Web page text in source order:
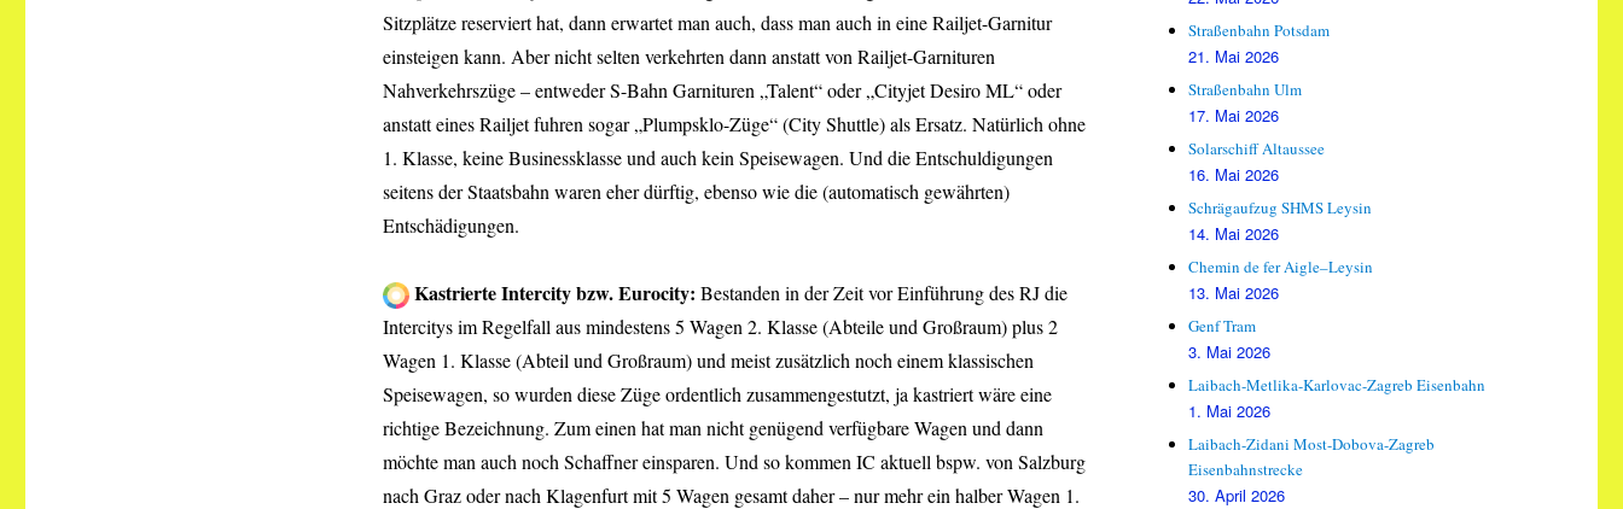
Sitzplätze reserviert hat, dann erwartet man auch, dass man auch in eine Railjet-Garnitur
einsteigen kann. Aber nicht selten verkehrten dann anstatt von Railjet-Garnituren
Nahverkehrszüge – entweder S-Bahn Garnituren „Talent“ oder „Cityjet Desiro ML“ oder
anstatt eines Railjet fuhren sogar „Plumpsklo-Züge“ (City Shuttle) als Ersatz. Natürlich ohne
1. Klasse, keine Businessklasse und auch kein Speisewagen. Und die Entschuldigungen
seitens der Staatsbahn waren eher dürftig, ebenso wie die (automatisch gewährten)
Entschädigungen.
Kastrierte Intercity bzw. Eurocity: Bestanden in der Zeit vor Einführung des RJ die
Intercitys im Regelfall aus mindestens 5 Wagen 2. Klasse (Abteile und Großraum) plus 2
Wagen 1. Klasse (Abteil und Großraum) und meist zusätzlich noch einem klassischen
Speisewagen, so wurden diese Züge ordentlich zusammengestutzt, ja kastriert wäre eine
richtige Bezeichnung. Zum einen hat man nicht genügend verfügbare Wagen und dann
möchte man auch noch Schaffner einsparen. Und so kommen IC aktuell bspw. von Salzburg
nach Graz oder nach Klagenfurt mit 5 Wagen gesamt daher – nur mehr ein halber Wagen 1.
Straßenbahn Potsdam
21. Mai 2026
Straßenbahn Ulm
17. Mai 2026
Solarschiff Altaussee
16. Mai 2026
Schrägaufzug SHMS Leysin
14. Mai 2026
Chemin de fer Aigle–Leysin
13. Mai 2026
Genf Tram
3. Mai 2026
Laibach-Metlika-Karlovac-Zagreb Eisenbahn
1. Mai 2026
Laibach-Zidani Most-Dobova-Zagreb
Eisenbahnstrecke
30. April 2026